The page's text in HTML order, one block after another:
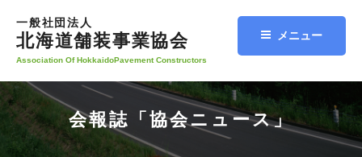
ツ
へ
ス
一般社団法人
北海道舗装事業協会
Association Of HokkaidoPavement Constructors
メニュー
会報誌「協会ニュース」